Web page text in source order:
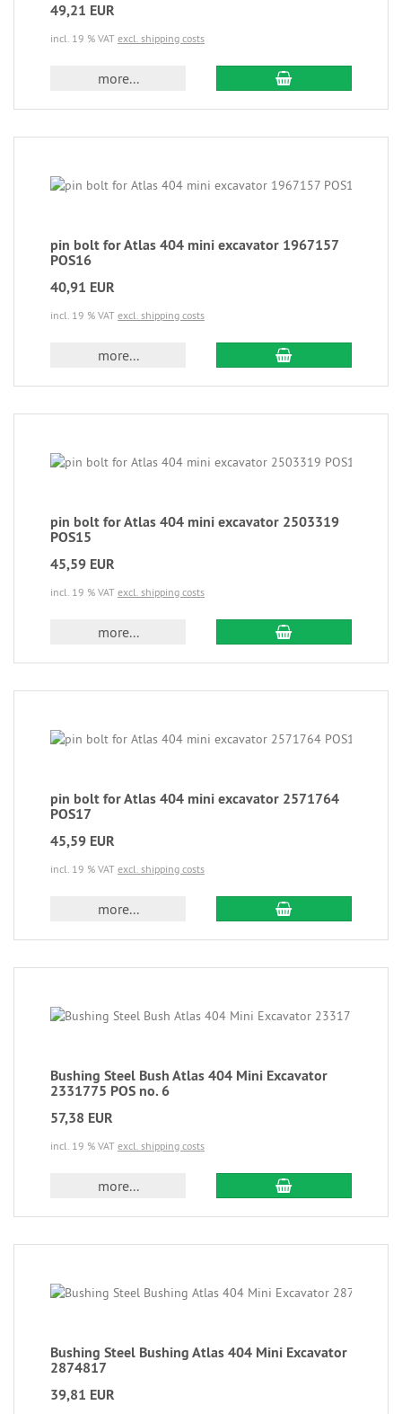
49,21 EUR
incl. 19 % VAT excl. shipping costs
more...
pin bolt for Atlas 404 mini excavator 1967157
POS16
40,91 EUR
incl. 19 % VAT excl. shipping costs
more...
pin bolt for Atlas 404 mini excavator 2503319
POS15
45,59 EUR
incl. 19 % VAT excl. shipping costs
more...
pin bolt for Atlas 404 mini excavator 2571764
POS17
45,59 EUR
incl. 19 % VAT excl. shipping costs
more...
Bushing Steel Bush Atlas 404 Mini Excavator
2331775 POS no. 6
57,38 EUR
incl. 19 % VAT excl. shipping costs
more...
Bushing Steel Bushing Atlas 404 Mini Excavator
2874817
39,81 EUR